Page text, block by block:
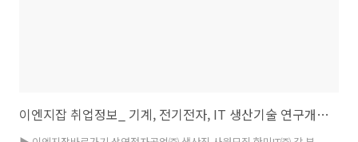
이엔지잡 취업정보_ 기계, 전기전자, IT 생산기술 연구개발직 이공계 엔지니어 구인정보